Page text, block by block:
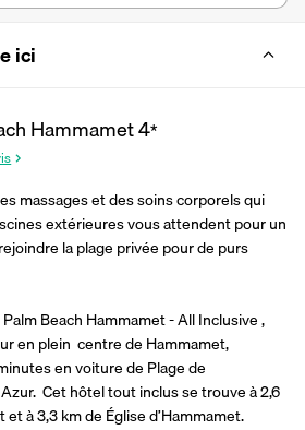
ici
Hammamet4*
massages et des soins corporels qui
extérieures vous attendent pour un
la plage privée pour de purs
Beach Hammamet - All Inclusive ,
en plein  centre de Hammamet,
en voiture de Plage de
Cet hôtel tout inclus se trouve à 2,6
à 3,3 km de Église d’Hammamet.